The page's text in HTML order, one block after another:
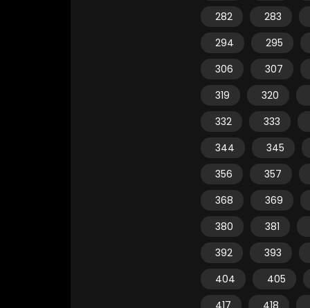
282
283
294
295
306
307
319
320
332
333
344
345
356
357
368
369
380
381
392
393
404
405